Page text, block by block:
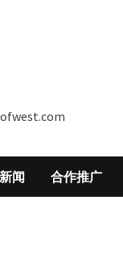
闻 合作推广